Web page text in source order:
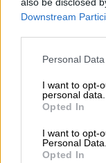
Downstream
Personal
I want to opt-
personal data.
Opted In
I want to opt-
Personal Data.
Opted In
Auguri
Barzellette
Educazione
positiva